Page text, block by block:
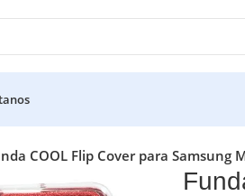
COOL Flip Cover para Samsung